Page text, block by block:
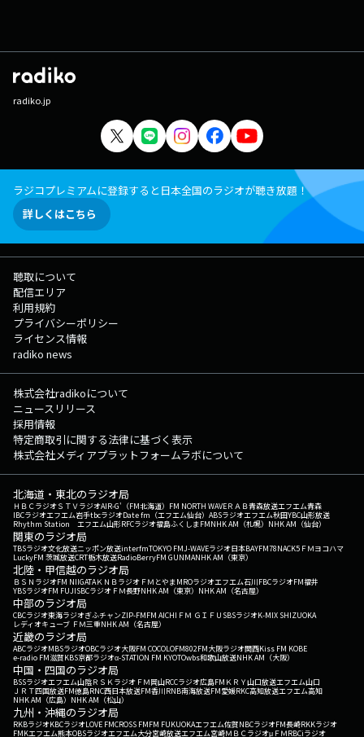
radiko.jp
ラジコプレミアムに登録すると日本全国のラジオが聴き放題！
詳しくはこちら
聴取について
配信エリア
利用規約
プライバシーポリシー
ライセンス情報
radiko news
株式会社radikoについて
ニュースリリース
採用情報
特定商取引に関する法律に基づく表示
株式会社メディアプラットフォームラボについて
北海道・東北のラジオ局
ＨＢＣラジオＳＴＶラジオAIR-G'（FM北海道） FM NORTH WAVEＲＡＢ青森放送エフエム青森
IBCラジオエフエム岩手tbcラジオDate fm（エフエム仙台） ABSラジオエフエム秋田YBC山形放送
Rhythm Station エフエム山形RFCラジオ福島ふくしまFMNHK AM（札幌） NHK AM（仙台）
関東のラジオ局
TBSラジオ文化放送ニッポン放送interfmTOKYO FMJ-WAVEラジオ日本BAYFM78NACK5 ＦＭヨコハマ
LuckyFM 茨城放送CRT栃木放送RadioBerryFM GUNMANHK AM（東京）
北陸・甲信越のラジオ局
ＢＳＮラジオFM NIIGATAＫＮＢラジオ ＦＭとやまMROラジオエフエム石川FBCラジオFM福井
YBSラジオFM FUJISBCラジオ ＦＭ長野NHK AM（東京） NHK AM（名古屋）
中部のラジオ局
CBCラジオ東海ラジオぎふチャンZIP-FMFM AICHI ＦＭ ＧＩＦＵ SBSラジオK-MIX SHIZUOKA
レディオキューブ ＦＭ三重NHK AM（名古屋）
近畿のラジオ局
ABCラジオMBSラジオOBCラジオ大阪FM COCOLOFM802FM大阪ラジオ関西Kiss FM KOBE
e-radio FM滋賀KBS京都ラジオα-STATION FM KYOTOwbs和歌山放送NHK AM（大阪）
中国・四国のラジオ局
BSSラジオエフエム山陰ＲＳＫラジオ ＦＭ岡山RCCラジオ広島FM ＫＲＹ山口放送エフエム山口
ＪＲＴ四国放送FM徳島RNC西日本放送FM香川RNB南海放送FM愛媛RKC高知放送エフエム高知
NHK AM（広島） NHK AM（松山）
九州・沖縄のラジオ局
RKBラジオKBCラジオLOVE FMCROSS FMFM FUKUOKAエフエム佐賀NBCラジオFM長崎RKKラジオ
FMKエフエム熊本OBSラジオエフエム大分宮崎放送エフエム宮崎ＭＢＣラジオμＦＭRBCiラジオ